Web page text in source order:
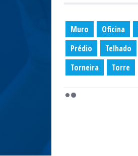
Muro Oficina
Prédio
Telhado
Torneira
Torre